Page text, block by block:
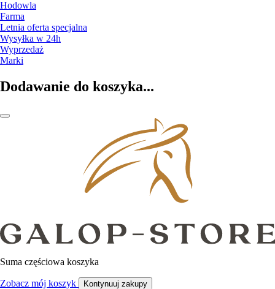
Hodowla
Farma
Letnia oferta specjalna
Wysyłka w 24h
Wyprzedaż
Marki
Dodawanie do koszyka...
Suma częściowa koszyka
Zobacz mój koszyk Kontynuuj zakupy